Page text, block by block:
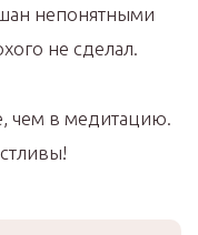
непонятными
не сделал.
чем в медитацию.